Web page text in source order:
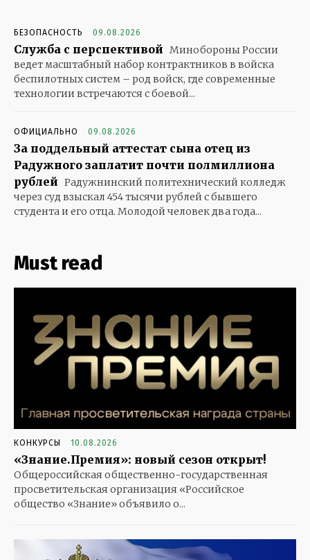
БЕЗОПАСНОСТЬ 09.08.2026
Служба с перспективой Минобороны России
ведет масштабный набор контрактников в войска
беспилотных систем – род войск, где современные
технологии встречаются с боевой...
ОФИЦИАЛЬНО 09.08.2026
За поддельный аттестат сына отец из
Радужного заплатит почти полмиллиона
рублей Радужнинский политехнический колледж
через суд взыскал 454 тысячи рублей с бывшего
студента и его отца. Молодой человек два года...
Must read
КОНКУРСЫ 10.08.2026
«Знание.Премия»: новый сезон открыт!
Общероссийская общественно-государственная
просветительская организация «Российское
общество «Знание» объявило о...